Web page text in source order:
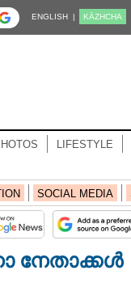
ENGLISH | KĀZHCHA
LIFESTYLE
SOCIAL MEDIA
നേതാക്കൾ